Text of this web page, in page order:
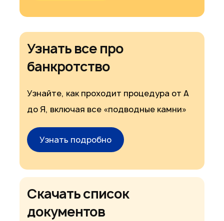
Узнать все про
банкротство
Узнайте, как проходит процедура от А
до Я, включая все «подводные камни»
Узнать подробно
Скачать список
документов